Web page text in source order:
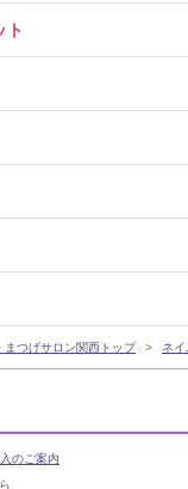
ト
まつげサロン関西トップ ネ
のご案内